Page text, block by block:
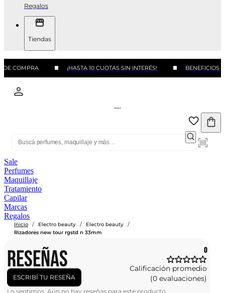
Regalos
Tiendas
COMPRA ¡HASTA 10 CUOTAS SIN INTERÉS! BENEFICIOS
Sale
Perfumes
Maquillaje
Tratamiento
Capilar
Marcas
Regalos
Inicio / Electro beauty / Electro beauty /
Rizadores new tour rgstd n 33mm
RESEÑAS
ESCRIBÍ TU RESEÑA
0
Calificación promedio
(0 evaluaciones)
Lo sentimos. Aún no hay reseñas para este producto.